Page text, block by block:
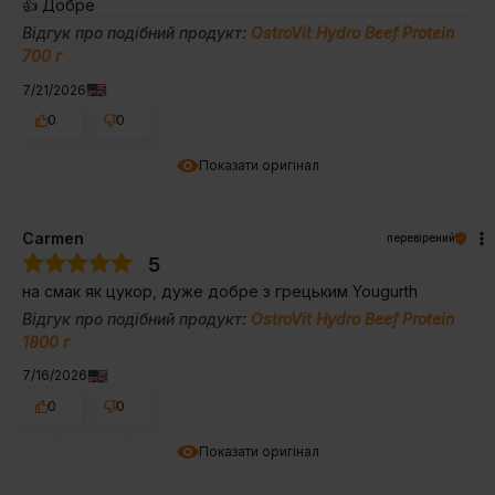
Показати оригінал
👍️ Добре
Відгук про подібний продукт: OstroVit Hydro Beef Protein
700 г
7/21/2026
0
0
Показати оригінал
Carmen перевірений
5
на смак як цукор, дуже добре з грецьким Yougurth
Відгук про подібний продукт: OstroVit Hydro Beef Protein
1800 г
7/16/2026
0
0